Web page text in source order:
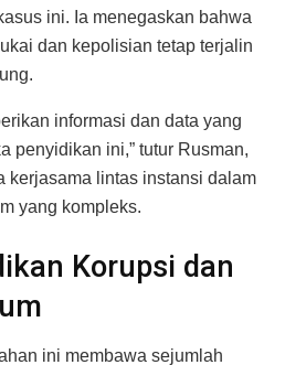
ini. Ia menegaskan bahwa
dan kepolisian tetap terjalin
informasi dan data yang
penyidikan ini,” tutur Rusman,
kerjasama lintas instansi dalam
yang kompleks.
Korupsi dan
ini membawa sejumlah